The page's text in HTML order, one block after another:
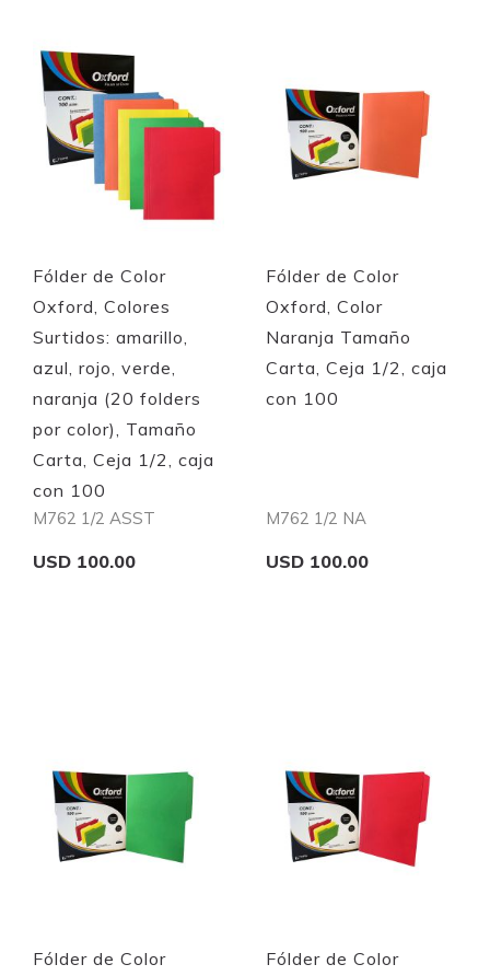
Quickview
Fólder de Color
Oxford, Colores
Surtidos: amarillo,
azul, rojo, verde,
naranja (20 folders
por color), Tamaño
Carta, Ceja 1/2, caja
con 100
M762 1/2 ASST
USD 100.00
Quickview
Fólder de Color
Oxford, Color
Naranja Tamaño
Carta, Ceja 1/2, caja
con 100
M762 1/2 NA
USD 100.00
Quickview
Fólder de Color
Fólder de Color